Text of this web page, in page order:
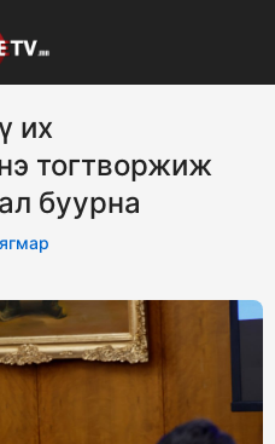
их
тогтворжиж
буурна